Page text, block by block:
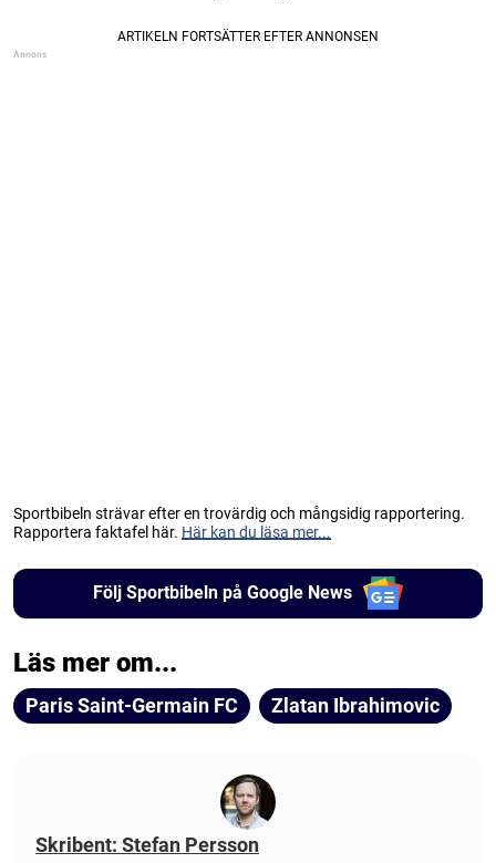
Sportbibeln strävar efter en trovärdig och mångsidig rapportering.
Rapportera faktafel här. Här kan du läsa mer...
Följ Sportbibeln på Google News
Läs mer om...
Paris Saint-Germain FC Zlatan Ibrahimovic
Skribent: Stefan Persson